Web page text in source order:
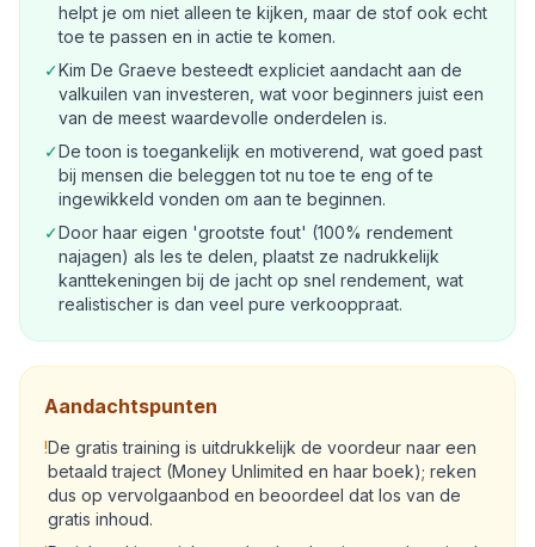
helpt je om niet alleen te kijken, maar de stof ook echt
toe te passen en in actie te komen.
✓Kim De Graeve besteedt expliciet aandacht aan de
valkuilen van investeren, wat voor beginners juist een
van de meest waardevolle onderdelen is.
✓De toon is toegankelijk en motiverend, wat goed past
bij mensen die beleggen tot nu toe te eng of te
ingewikkeld vonden om aan te beginnen.
✓Door haar eigen 'grootste fout' (100% rendement
najagen) als les te delen, plaatst ze nadrukkelijk
kanttekeningen bij de jacht op snel rendement, wat
realistischer is dan veel pure verkooppraat.
Aandachtspunten
!De gratis training is uitdrukkelijk de voordeur naar een
betaald traject (Money Unlimited en haar boek); reken
dus op vervolgaanbod en beoordeel dat los van de
gratis inhoud.